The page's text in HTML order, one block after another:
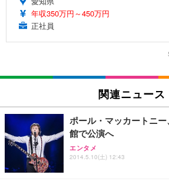
年収350万円～450万円
正社員
関連ニュース
ポール・マッカートニ
館で公演へ
エンタメ
2014.5.10(土) 12:43